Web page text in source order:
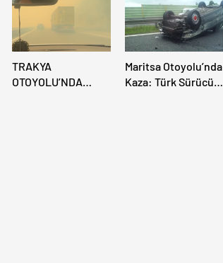
TRAKYA
OTOYOLU’NDA
Maritsa Otoyolu’nda
Kaza: Türk Sürücü